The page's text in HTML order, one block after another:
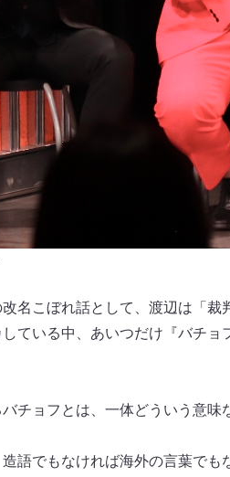
名こぼれ話として、渡辺は「
ている中、あいつだけ『バチ
チョフとは、一体どういう意
語でもなければ海外の言葉で